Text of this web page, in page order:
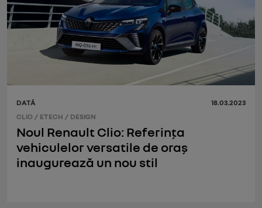
DATĂ
18.03.2023
CLIO / ETECH / DESIGN
Noul Renault Clio: Referința
vehiculelor versatile de oraș
inaugurează un nou stil